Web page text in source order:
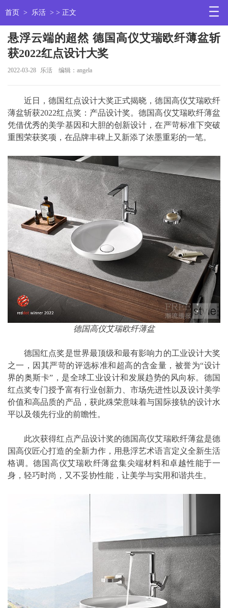
首页 > 乐活 > > 正文
悬浮云端的超然 德国高仪艾瑞欧纤薄盆斩
获2022红点设计大奖
2022-03-28 乐活 编辑：angela
近日，德国红点设计大奖正式揭晓，德国高仪艾瑞欧纤
薄盆斩获2022红点奖：产品设计奖。德国高仪艾瑞欧纤薄盆
凭借优秀的美学基因和大胆的创新设计，在严苛标准下突破
重围荣获奖项，在品牌丰碑上又新添了浓墨重彩的一笔。
德国高仪艾瑞欧纤薄盆
德国红点奖是世界最顶级和最有影响力的工业设计大奖
之一，因其严苛的评选标准和超高的含金量，被誉为“设计
界的奥斯卡”，是全球工业设计和发展趋势的风向标。德国
红点奖专门授予富有行业创新力、市场先进性以及设计美学
价值和高品质的产品，获此殊荣意味着与国际接轨的设计水
平以及领先行业的前瞻性。
此次获得红点产品设计奖的德国高仪艾瑞欧纤薄盆是德
国高仪匠心打造的全新力作，用悬浮艺术语言定义全新生活
格调。德国高仪艾瑞欧纤薄盆集尖端材料和卓越性能于一
身，轻巧时尚，又不妥协性能，让美学与实用和谐共生。